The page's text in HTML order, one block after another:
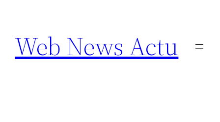
contenu
Web News Actu